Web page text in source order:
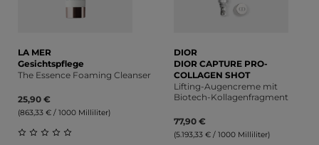
LA MER
Gesichtspflege
The Essence Foaming Cleanser
25,90 €
(863,33 € / 1000 Milliliter)
DIOR
DIOR CAPTURE PRO-
COLLAGEN SHOT
Lifting-Augencreme mit
Biotech-Kollagenfragment
77,90 €
(5.193,33 € / 1000 Milliliter)